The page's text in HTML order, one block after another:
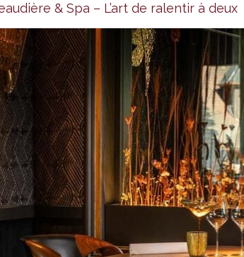
& Spa – L’art de ralentir à deux